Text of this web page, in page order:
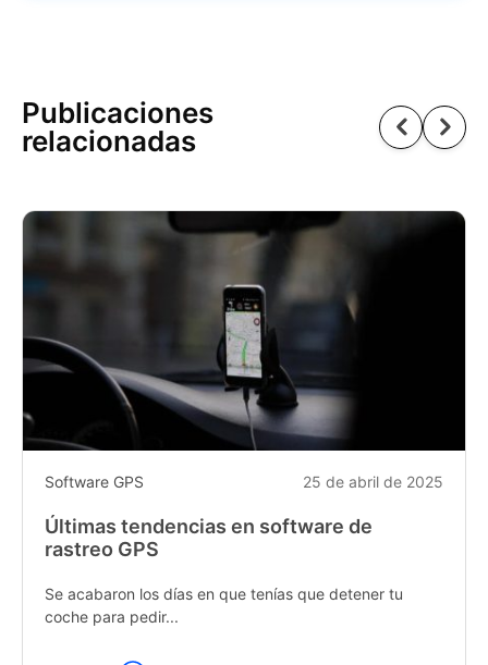
Publicaciones
relacionadas
Software GPS 25 de abril de 2025
Últimas tendencias en software de
rastreo GPS
Se acabaron los días en que tenías que detener tu
coche para pedir...